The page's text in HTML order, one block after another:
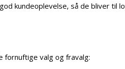
kundeoplevelse, så de bliver til
valg og fravalg: